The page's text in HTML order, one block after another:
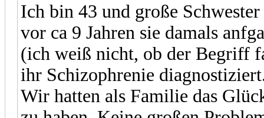
Ich bin 43 und große
vor ca 9 Jahren sie damals
(ich weiß nicht, ob der Begriff
ihr Schizophrenie
Wir hatten als Familie das